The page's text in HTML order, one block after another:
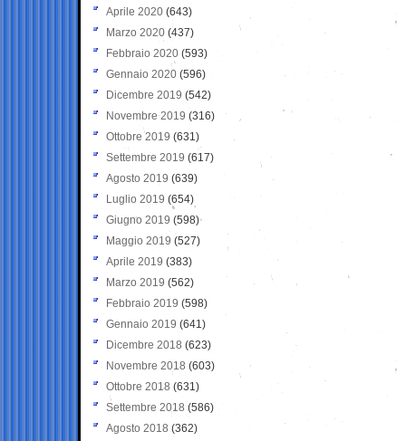
Aprile 2020 (643)
Marzo 2020 (437)
Febbraio 2020 (593)
Gennaio 2020 (596)
Dicembre 2019 (542)
Novembre 2019 (316)
Ottobre 2019 (631)
Settembre 2019 (617)
Agosto 2019 (639)
Luglio 2019 (654)
Giugno 2019 (598)
Maggio 2019 (527)
Aprile 2019 (383)
Marzo 2019 (562)
Febbraio 2019 (598)
Gennaio 2019 (641)
Dicembre 2018 (623)
Novembre 2018 (603)
Ottobre 2018 (631)
Settembre 2018 (586)
Agosto 2018 (362)